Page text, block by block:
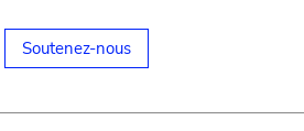
Soutenez-nous